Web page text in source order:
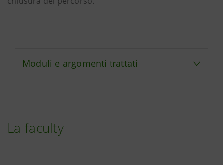
Moduli e argomenti trattati
La faculty